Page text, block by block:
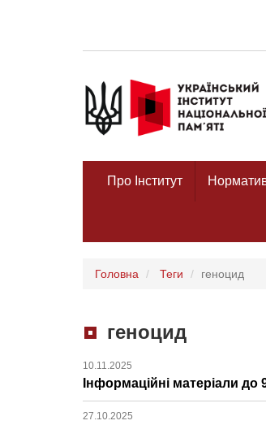
Про Інститут
Головна Теги геноцид
геноцид
10.11.2025
Інформаційні матеріали
27.10.2025